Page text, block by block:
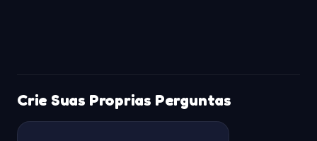
Crie Suas Proprias Perguntas